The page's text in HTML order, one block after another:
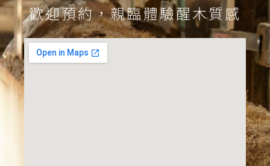
歡迎預約，親臨體驗醒木質感